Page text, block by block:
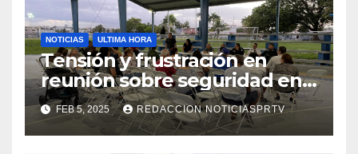
NOTICIAS ULTIMA HORA
Tensión y frustración en
reunión sobre seguridad en
Reparto Metropolitano
FEB 5, 2025 REDACCION NOTICIASPRTV